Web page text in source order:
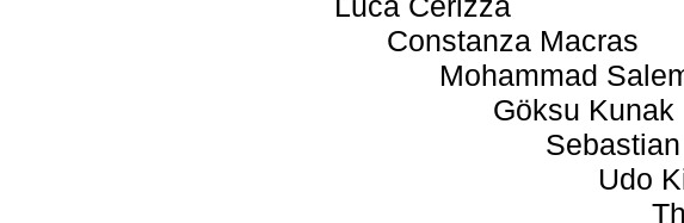
Constanza Macras
Mohammad
Göksu Kunak
Udo